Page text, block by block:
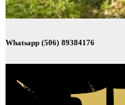
Whatsapp (506) 89384176